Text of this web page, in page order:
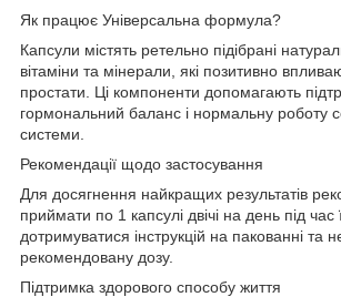
Як працює Універсальна формула?
Капсули містять ретельно підібрані
вітаміни та мінерали, які позитивно
простати. Ці компоненти допомагають
гормональний баланс і нормальну роботу
системи.
Рекомендації щодо застосування
Для досягнення найкращих результатів
приймати по 1 капсулі двічі на день під
дотримуватися інструкцій на пакованні та
рекомендовану дозу.
Підтримка здорового способу життя